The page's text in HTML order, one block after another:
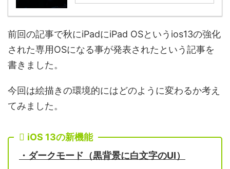
前回の記事で秋にiPadにiPad OSという ios13の強化
された専用OSになる事が発表されたという記事を
書きました。
今回は絵描きの環境的にはどのように変わるか考え
てみました。
iOS 13の新機能
・ダークモード（黒背景に白文字のUI）